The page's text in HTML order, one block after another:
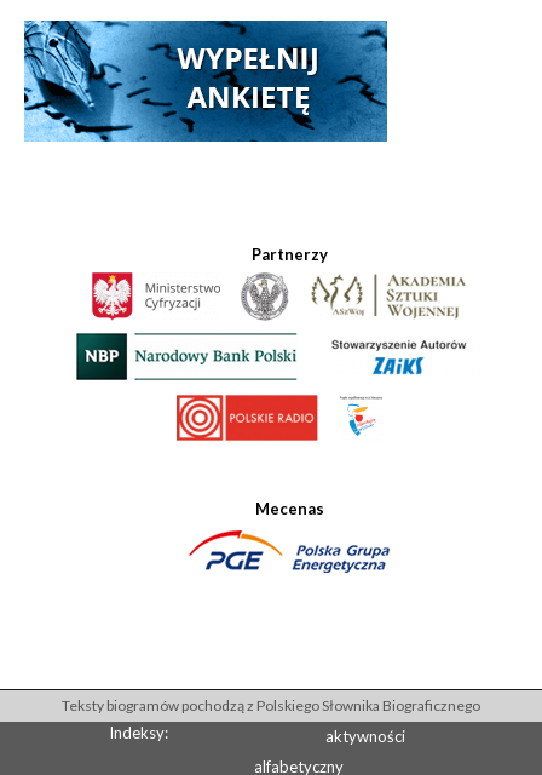
Partnerzy
Mecenas
Teksty biogramów pochodzą z Polskiego Słownika Biograficznego
Indeksy:
aktywności
alfabetyczny